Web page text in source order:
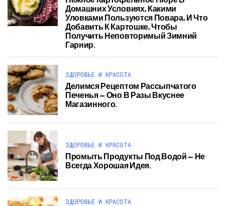
Домашних Условиях, Какими
Уловками Пользуются Повара, И Что
Добавить К Картошке, Чтобы
Получить Неповторимый Зимний
Гарнир.
ЗДОРОВЬЕ И КРАСОТА
Делимся Рецептом Рассыпчатого
Печенья — Оно В Разы Вкуснее
Магазинного.
ЗДОРОВЬЕ И КРАСОТА
Промыть Продукты Под Водой — Не
Всегда Хорошая Идея.
ЗДОРОВЬЕ И КРАСОТА